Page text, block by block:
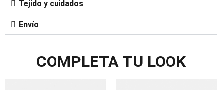
Tejido y cuidados
Envío
COMPLETA TU LOOK